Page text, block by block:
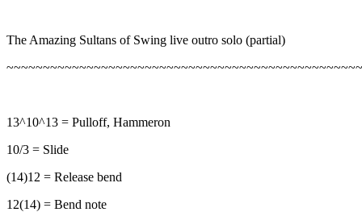
The Amazing Sultans of Swing live outro solo (partial)
13^10^13 = Pulloff, Hammeron
10/3 = Slide
(14)12 = Release bend
12(14) = Bend note